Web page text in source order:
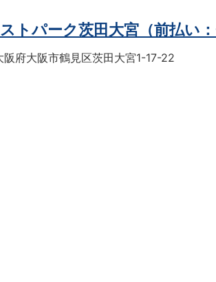
ストパーク茨田大宮（前払い
阪府大阪市鶴見区茨田大宮1-17-22